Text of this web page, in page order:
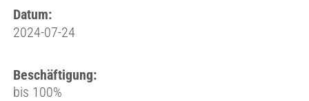
Datum:
2024-07-24
Beschäftigung:
bis 100%